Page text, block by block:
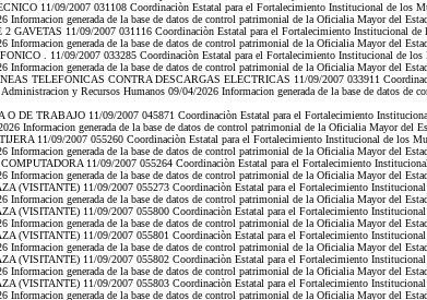
11/09/2007 031108 Coordinaciòn Estatal para el Fortalecimiento Institucional de los
Informacion generada de la base de datos de control patrimonial de la Oficialia Mayor del
GAVETAS 11/09/2007 031116 Coordinaciòn Estatal para el Fortalecimiento Institucional
Informacion generada de la base de datos de control patrimonial de la Oficialia Mayor del
. 11/09/2007 033285 Coordinaciòn Estatal para el Fortalecimiento Institucional de
Informacion generada de la base de datos de control patrimonial de la Oficialia Mayor del
TELEFONICAS CONTRA DESCARGAS ELECTRICAS 11/09/2007 033911
y Recursos Humanos 09/04/2026 Informacion generada de la base de datos de
O DE TRABAJO 11/09/2007 045871 Coordinaciòn Estatal para el Fortalecimiento
Informacion generada de la base de datos de control patrimonial de la Oficialia Mayor del
11/09/2007 055260 Coordinaciòn Estatal para el Fortalecimiento Institucional de los
Informacion generada de la base de datos de control patrimonial de la Oficialia Mayor del
11/09/2007 055264 Coordinaciòn Estatal para el Fortalecimiento
Informacion generada de la base de datos de control patrimonial de la Oficialia Mayor del
(VISITANTE) 11/09/2007 055273 Coordinaciòn Estatal para el Fortalecimiento
Informacion generada de la base de datos de control patrimonial de la Oficialia Mayor del
(VISITANTE) 11/09/2007 055800 Coordinaciòn Estatal para el Fortalecimiento
Informacion generada de la base de datos de control patrimonial de la Oficialia Mayor del
(VISITANTE) 11/09/2007 055801 Coordinaciòn Estatal para el Fortalecimiento
Informacion generada de la base de datos de control patrimonial de la Oficialia Mayor del
(VISITANTE) 11/09/2007 055802 Coordinaciòn Estatal para el Fortalecimiento
Informacion generada de la base de datos de control patrimonial de la Oficialia Mayor del
(VISITANTE) 11/09/2007 055803 Coordinaciòn Estatal para el Fortalecimiento
Informacion generada de la base de datos de control patrimonial de la Oficialia Mayor del